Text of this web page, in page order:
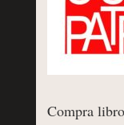
Compra